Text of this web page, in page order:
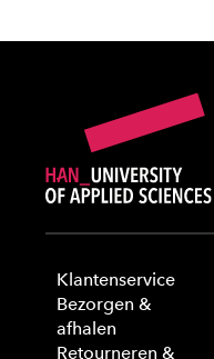
Klantenservice
Bezorgen &
afhalen
Retourneren &